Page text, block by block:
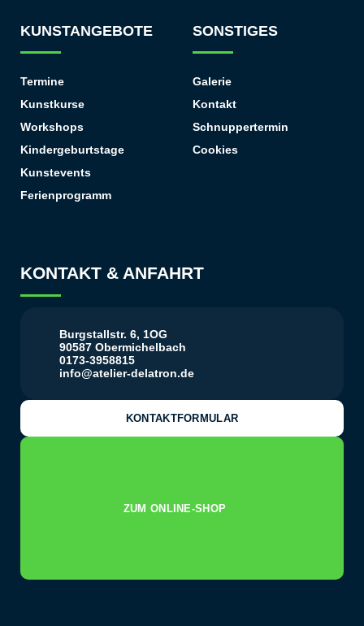
KUNSTANGEBOTE
Termine
Kunstkurse
Workshops
Kindergeburtstage
Kunstevents
Ferienprogramm
SONSTIGES
Galerie
Kontakt
Schnuppertermin
Cookies
KONTAKT & ANFAHRT
Burgstallstr. 6, 1OG
90587 Obermichelbach
0173-3958815
info@atelier-delatron.de
KONTAKTFORMULAR
ZUM ONLINE-SHOP